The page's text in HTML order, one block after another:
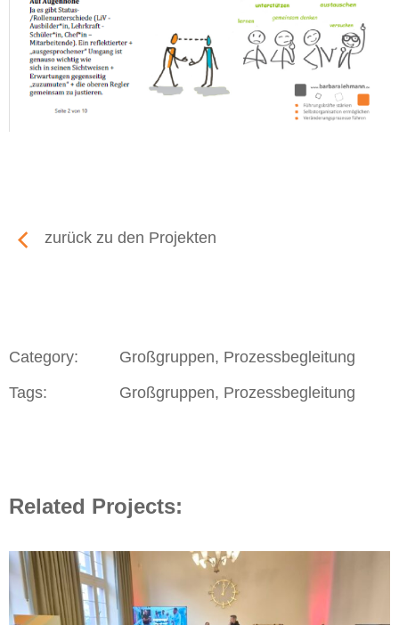
zurück zu den Projekten
Category:
Großgruppen, Prozessbegleitung
Tags:
Großgruppen, Prozessbegleitung
Related Projects: